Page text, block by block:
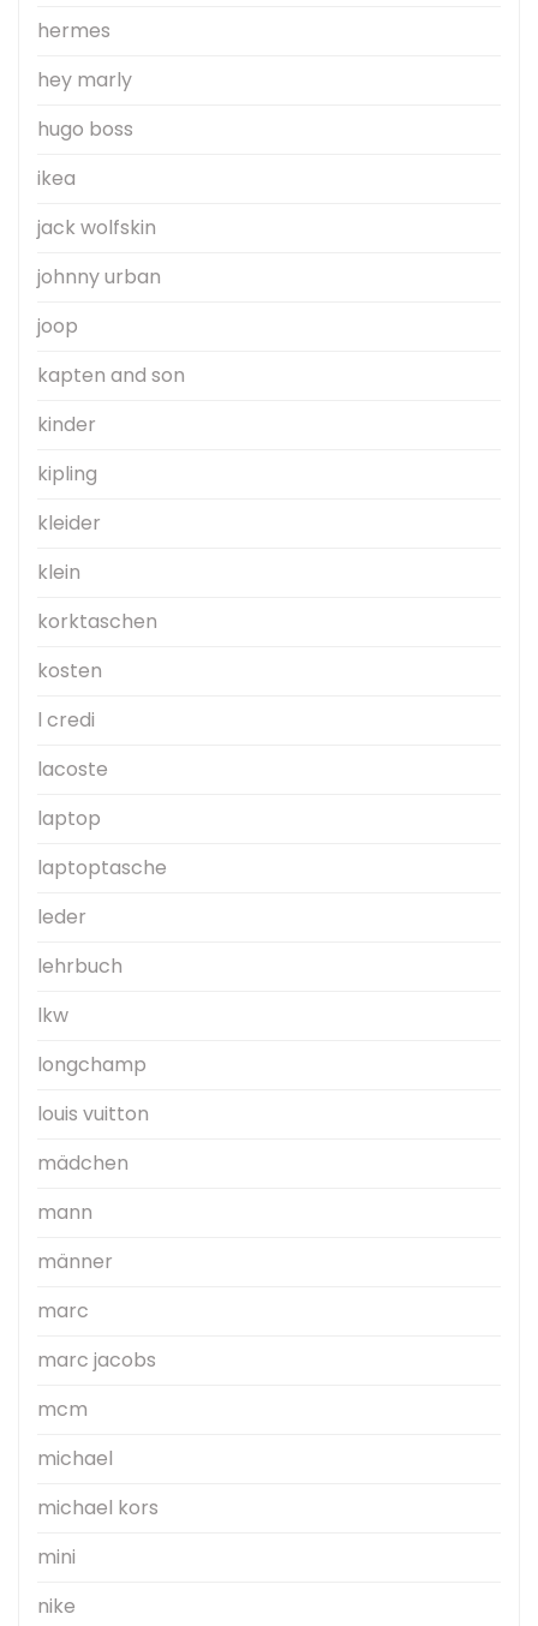
hermes
hey marly
hugo boss
ikea
jack wolfskin
johnny urban
joop
kapten and son
kinder
kipling
kleider
klein
korktaschen
kosten
l credi
lacoste
laptop
laptoptasche
leder
lehrbuch
lkw
longchamp
louis vuitton
mädchen
mann
männer
marc
marc jacobs
mcm
michael
michael kors
mini
nike